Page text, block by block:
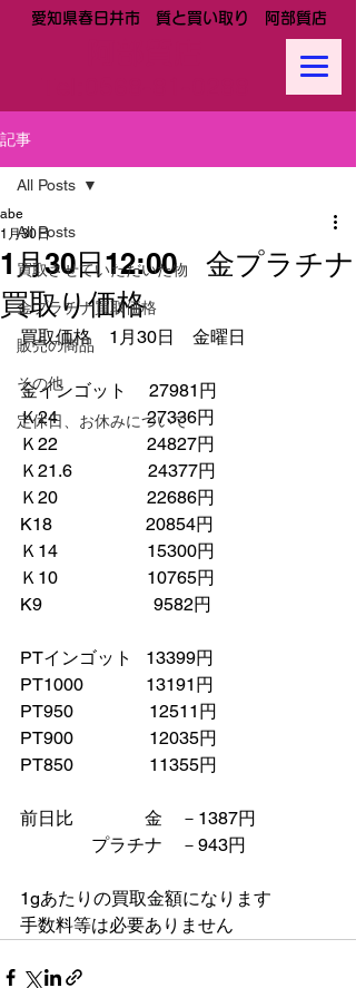
愛知県春日井市 質と買い取り 阿部質店
記事
All Posts
買取させていただいた物
金プラチナ買取価格
販売の商品
その他
定休日、お休みについて
All Posts
1月30日12:00 金プラチナ
買取り価格
abe
1月30日
買取価格　1月30日　金曜日
金インゴット　 27981円
Ｋ24　　　　　27336円
Ｋ22　　　　　24827円
Ｋ21.6　　　　 24377円
Ｋ20　　　　　22686円
K18　　　　　 20854円
Ｋ14　　　　　15300円
Ｋ10　　　　　10765円
K9　　　　　　 9582円
PTインゴット   13399円
PT1000　　　  13191円
PT950　　　　 12511円
PT900　　　　 12035円
PT850　　　　 11355円
前日比　　　　金　－1387円
プラチナ    －943円
1gあたりの買取金額になります
手数料等は必要ありません